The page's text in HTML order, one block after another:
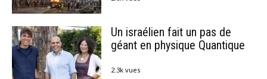
Un israélien fait un pas de
géant en physique Quantique
2.3k vues